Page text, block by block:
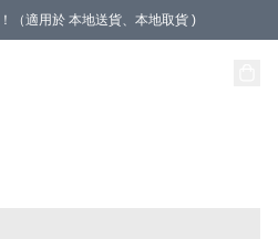
（適用於 本地送貨、本地取貨 )